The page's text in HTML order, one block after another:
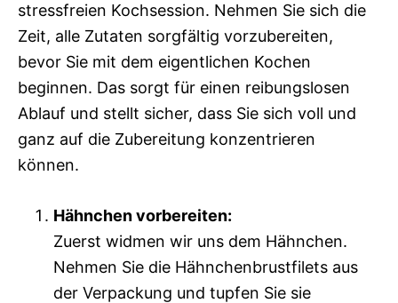
stressfreien Kochsession. Nehmen Sie sich die
Zeit, alle Zutaten sorgfältig vorzubereiten,
bevor Sie mit dem eigentlichen Kochen
beginnen. Das sorgt für einen reibungslosen
Ablauf und stellt sicher, dass Sie sich voll und
ganz auf die Zubereitung konzentrieren
können.
Hähnchen vorbereiten:
Zuerst widmen wir uns dem Hähnchen.
Nehmen Sie die Hähnchenbrustfilets aus
der Verpackung und tupfen Sie sie